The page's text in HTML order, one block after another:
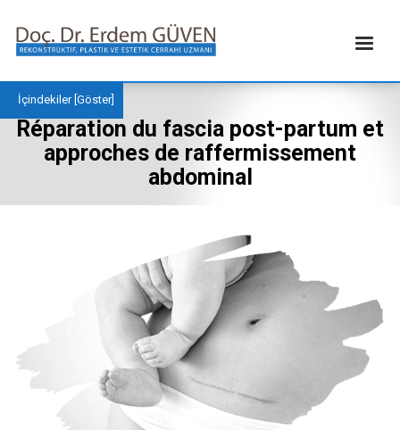
Réparation du fascia post-partum et
approches de raffermissement
abdominal
İçindekiler [ Göster]